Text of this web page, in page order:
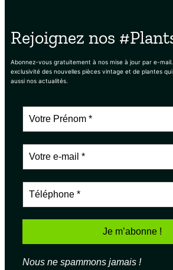
Rejoignez nos
Abonnez-vous gratuitement à nos mise à jour par e-
exclusivité des nouvelles pièces vintage et de plantes
aussi nos actualités.
Nous ne spammons jamais !